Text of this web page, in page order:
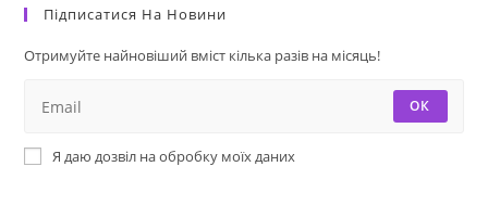
Підписатися На Новини
Отримуйте найновіший вміст кілька разів на місяць!
ОК
Я даю дозвіл на обробку моїх даних